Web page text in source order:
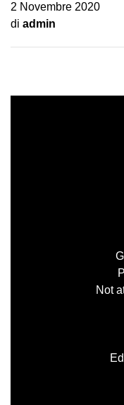
2 Novembre 2020
di admin
Not